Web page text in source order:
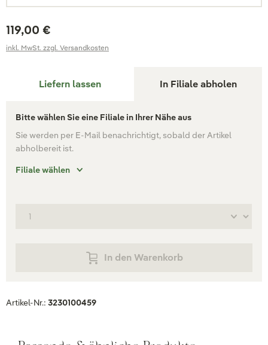
119,00 €
inkl. MwSt. zzgl. Versandkosten
Liefern lassen In Filiale abholen
Bitte wählen Sie eine Filiale in Ihrer Nähe aus
Sie werden per E-Mail benachrichtigt, sobald der Artikel
abholbereit ist.
Filiale wählen
In den Warenkorb
Artikel-Nr.: 3230100459